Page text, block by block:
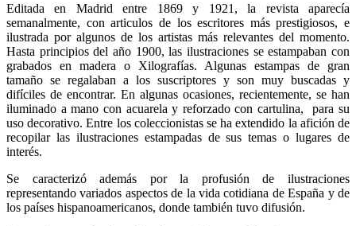
Editada en Madrid entre 1869 y 1921, la revista aparecía
semanalmente, con articulos de los escritores más prestigiosos, e
ilustrada por algunos de los artistas más relevantes del momento.
Hasta principios del año 1900, las ilustraciones se estampaban con
grabados en madera o Xilografías. Algunas estampas de gran
tamaño se regalaban a los suscriptores y son muy buscadas y
difíciles de encontrar. En algunas ocasiones, recientemente, se han
iluminado a mano con acuarela y reforzado con cartulina, para su
uso decorativo. Entre los coleccionistas se ha extendido la afición de
recopilar las ilustraciones estampadas de sus temas o lugares de
interés.
Se caracterizó además por la profusión de ilustraciones
representando variados aspectos de la vida cotidiana de España y de
los países hispanoamericanos, donde también tuvo difusión.